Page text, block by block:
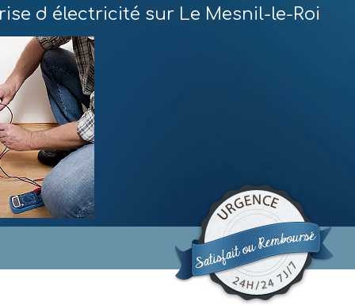
d électricité sur Le Mesnil-le-Roi